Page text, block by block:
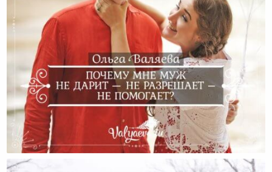
Почему Мне Муж Не Дарит — Не Разрешает – Не
Помогает?